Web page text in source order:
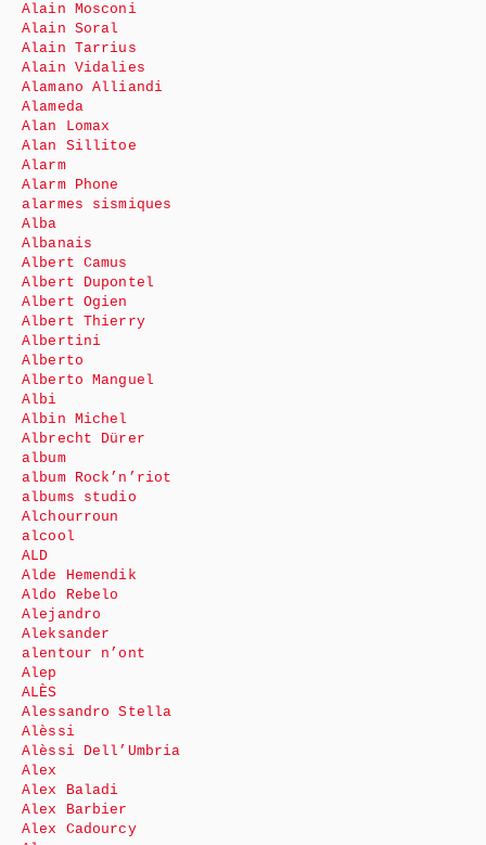
Alain Mosconi
Alain Soral
Alain Tarrius
Alain Vidalies
Alamano Alliandi
Alameda
Alan Lomax
Alan Sillitoe
Alarm
Alarm Phone
alarmes sismiques
Alba
Albanais
Albert Camus
Albert Dupontel
Albert Ogien
Albert Thierry
Albertini
Alberto
Alberto Manguel
Albi
Albin Michel
Albrecht Dürer
album
album Rock’n’riot
albums studio
Alchourroun
alcool
ALD
Alde Hemendik
Aldo Rebelo
Alejandro
Aleksander
alentour n’ont
Alep
ALÈS
Alessandro Stella
Alèssi
Alèssi Dell’Umbria
Alex
Alex Baladi
Alex Barbier
Alex Cadourcy